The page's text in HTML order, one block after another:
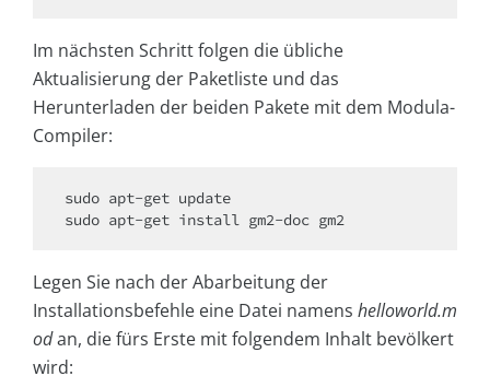
Im nächsten Schritt folgen die übliche
Aktualisierung der Paketliste und das
Herunterladen der beiden Pakete mit dem Modula-
Compiler:
sudo apt-get update
sudo apt-get install gm2-doc gm2
Legen Sie nach der Abarbeitung der
Installationsbefehle eine Datei namens helloworld.m
odan, die fürs Erste mit folgendem Inhalt bevölkert
wird: